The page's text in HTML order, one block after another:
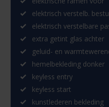
elektrisch verstelb.
elektrisch verstelbare
extra getint glas achter
geluid- en
hemelbekleding donker
keyless entry
keyless start
kunstlederen bekleding